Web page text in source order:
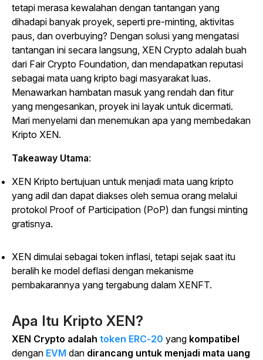
tetapi merasa kewalahan dengan tantangan yang
dihadapi banyak proyek, seperti pre-minting, aktivitas
paus, dan overbuying? Dengan solusi yang mengatasi
tantangan ini secara langsung, XEN Crypto adalah buah
dari Fair Crypto Foundation, dan mendapatkan reputasi
sebagai mata uang kripto bagi masyarakat luas.
Menawarkan hambatan masuk yang rendah dan fitur
yang mengesankan, proyek ini layak untuk dicermati.
Mari menyelami dan menemukan apa yang membedakan
Kripto XEN.
Takeaway Utama:
XEN Kripto bertujuan untuk menjadi mata uang kripto
yang adil dan dapat diakses oleh semua orang melalui
protokol Proof of Participation (PoP) dan fungsi minting
gratisnya.
XEN dimulai sebagai token inflasi, tetapi sejak saat itu
beralih ke model deflasi dengan mekanisme
pembakarannya yang tergabung dalam XENFT.
Apa Itu Kripto XEN?
XEN Crypto adalah token ERC-20 yang kompatibel
dengan EVM dan dirancang untuk menjadi mata uang